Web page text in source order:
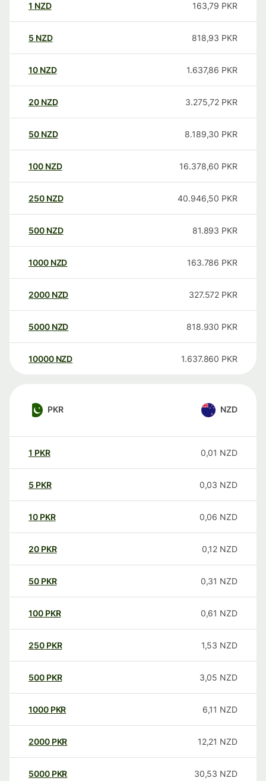
1 NZD 163,79 PKR
5 NZD 818,93 PKR
10 NZD 1.637,86 PKR
20 NZD 3.275,72 PKR
50 NZD 8.189,30 PKR
100 NZD 16.378,60 PKR
250 NZD 40.946,50 PKR
500 NZD 81.893 PKR
1000 NZD 163.786 PKR
2000 NZD 327.572 PKR
5000 NZD 818.930 PKR
10000 NZD 1.637.860 PKR
PKR NZD
1 PKR 0,01 NZD
5 PKR 0,03 NZD
10 PKR 0,06 NZD
20 PKR 0,12 NZD
50 PKR 0,31 NZD
100 PKR 0,61 NZD
250 PKR 1,53 NZD
500 PKR 3,05 NZD
1000 PKR 6,11 NZD
2000 PKR 12,21 NZD
5000 PKR 30,53 NZD